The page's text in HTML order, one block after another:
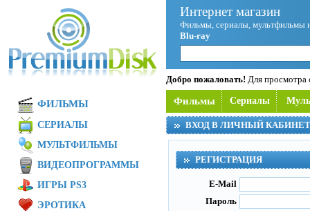
Интернет магазин
Фильмы, сериалы, мультфильмы
Blu-ray
Добро пожаловать! Для просмотра
Фильмы Сериалы
ВХОД В ЛИЧНЫЙ КАБИНЕТ
РЕГИСТРАЦИЯ
E-Mail
Пароль
ФИЛЬМЫ
СЕРИАЛЫ
МУЛЬТФИЛЬМЫ
ВИДЕОПРОГРАММЫ
ИГРЫ PS3
ЭРОТИКА